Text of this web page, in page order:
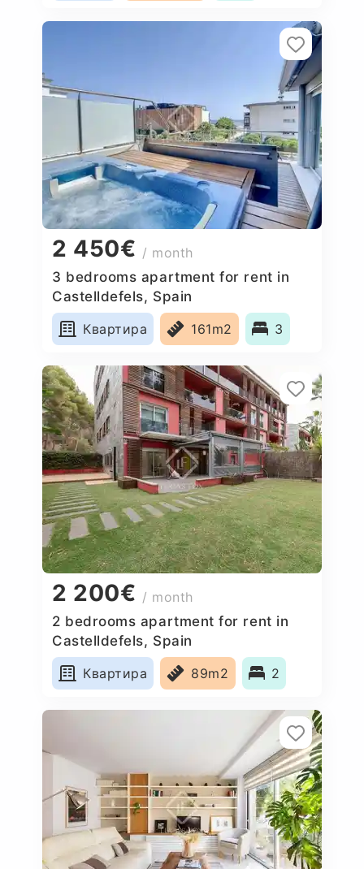
2 450€ / month
3 bedrooms apartment for rent in
Castelldefels, Spain
Квартира
161m2 3
2 200€ / month
2 bedrooms apartment for rent in
Castelldefels, Spain
Квартира
89m2 2